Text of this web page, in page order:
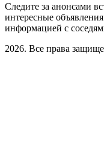
Следите за анонсами
интересные
информацией с
2026. Все права